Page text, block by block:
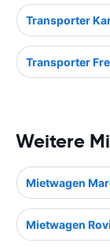
Transporter
Transporter
Weitere
Mietwagen
Mietwagen